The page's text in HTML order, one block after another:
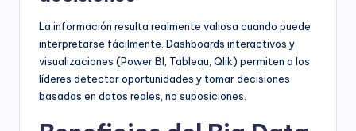
La información resulta realmente valiosa cuando puede
interpretarse fácilmente. Dashboards interactivos y
visualizaciones (Power BI, Tableau, Qlik) permiten a los
líderes detectar oportunidades y tomar decisiones
basadas en datos reales, no suposiciones.